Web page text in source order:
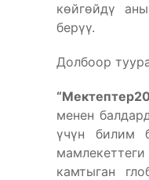
көйгөйдү
берүү.
Долбоор
менен
үчүн билим
камтыган